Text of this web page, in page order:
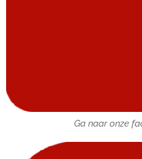
Ga naar onze